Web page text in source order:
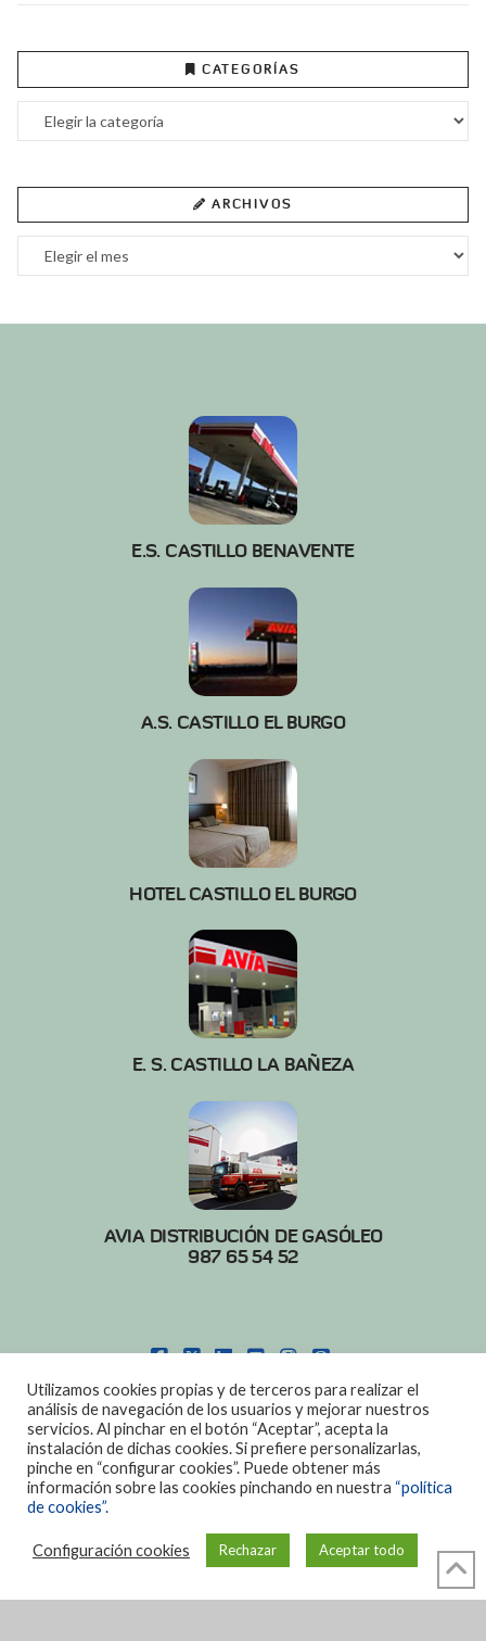
CATEGORÍAS
Categorías
ARCHIVOS
Archivos
E.S. CASTILLO BENAVENTE
A.S. CASTILLO EL BURGO
HOTEL CASTILLO EL BURGO
E. S. CASTILLO LA BAÑEZA
AVIA DISTRIBUCIÓN DE GASÓLEO
987 65 54 52
POLITICA DE COOKIES|AVISO LEGAL
DISEÑO: DIAN SISTEMAS
Utilizamos cookies propias y de terceros para realizar el
análisis de navegación de los usuarios y mejorar nuestros
servicios. Al pinchar en el botón “Aceptar”, acepta la
instalación de dichas cookies. Si prefiere personalizarlas,
pinche en “configurar cookies”. Puede obtener más
información sobre las cookies pinchando en nuestra “política
de cookies”.
Configuración cookies Rechazar Aceptar todo